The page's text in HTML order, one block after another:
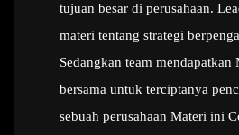
tujuan besar di perusahaan.
materi tentang strategi
Sedangkan team mendapatkan
bersama untuk terciptanya
sebuah perusahaan Materi ini